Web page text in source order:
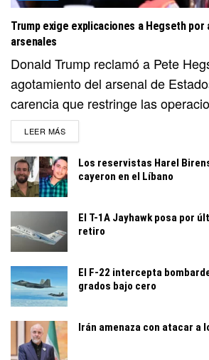
Trump exige explicaciones a Hegseth
arsenales
Donald Trump reclamó a Pete
agotamiento del arsenal de
carencia que restringe las
LEER MÁSDETAILS
Los reservistas Harel
cayeron en el Líbano
El T-1A Jayhawk posa por
retiro
El F-22 intercepta
grados bajo cero
Irán amenaza con atacar a